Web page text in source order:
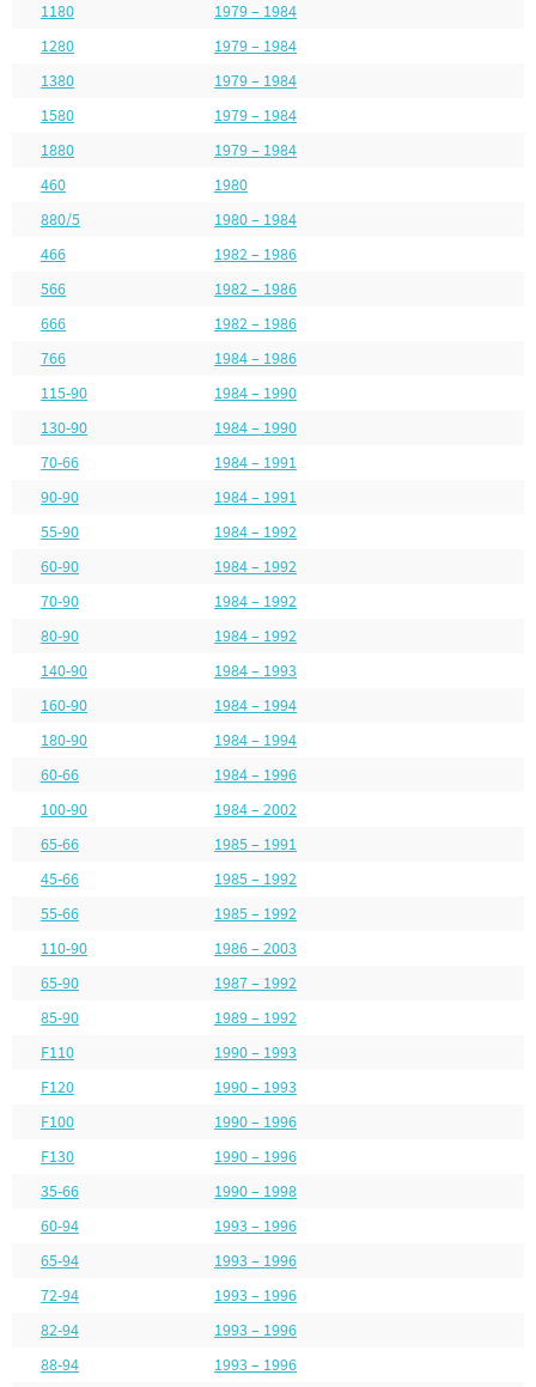
1180
1979 – 1984
1280
1979 – 1984
1380
1979 – 1984
1580
1979 – 1984
1880
1979 – 1984
460
1980
880/5
1980 – 1984
466
1982 – 1986
566
1982 – 1986
666
1982 – 1986
766
1984 – 1986
115-90
1984 – 1990
130-90
1984 – 1990
70-66
1984 – 1991
90-90
1984 – 1991
55-90
1984 – 1992
60-90
1984 – 1992
70-90
1984 – 1992
80-90
1984 – 1992
140-90
1984 – 1993
160-90
1984 – 1994
180-90
1984 – 1994
60-66
1984 – 1996
100-90
1984 – 2002
65-66
1985 – 1991
45-66
1985 – 1992
55-66
1985 – 1992
110-90
1986 – 2003
65-90
1987 – 1992
85-90
1989 – 1992
F110
1990 – 1993
F120
1990 – 1993
F100
1990 – 1996
F130
1990 – 1996
35-66
1990 – 1998
60-94
1993 – 1996
65-94
1993 – 1996
72-94
1993 – 1996
82-94
1993 – 1996
88-94
1993 – 1996